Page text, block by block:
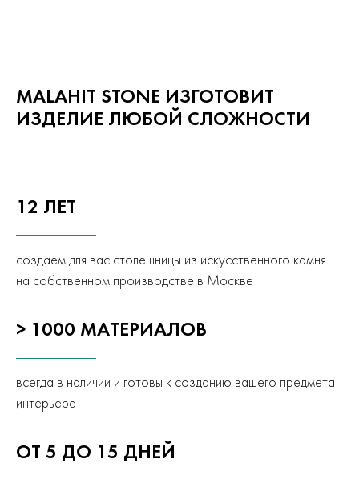
MALAHIT STONE ИЗГОТОВИТ
ИЗДЕЛИЕ ЛЮБОЙ СЛОЖНОСТИ
12 ЛЕТ
создаем для вас столешницы из искусственного камня
на собственном производстве в Москве
> 1000 МАТЕРИАЛОВ
всегда в наличии и готовы к созданию вашего предмета
интерьера
ОТ 5 ДО 15 ДНЕЙ